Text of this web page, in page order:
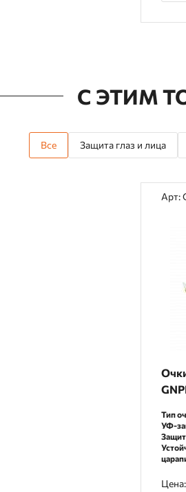
С ЭТИМ
Все Защита глаз и лица
Арт:
Тип
УФ-
Цена: